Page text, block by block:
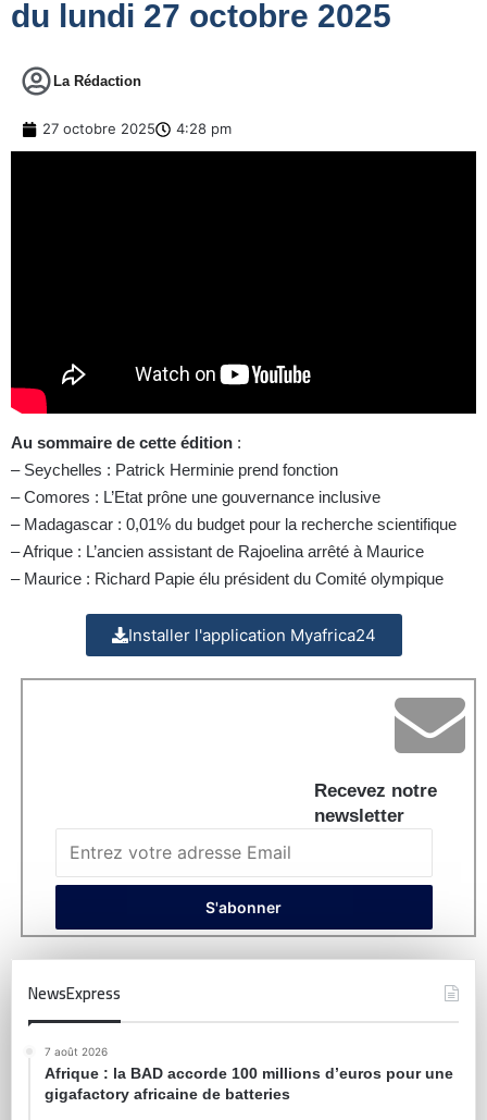
du lundi 27 octobre 2025
La Rédaction
27 octobre 2025 4:28 pm
Au sommaire de cette édition :
– Seychelles : Patrick Herminie prend fonction
– Comores : L’Etat prône une gouvernance inclusive
– Madagascar : 0,01% du budget pour la recherche scientifique
– Afrique : L’ancien assistant de Rajoelina arrêté à Maurice
– Maurice : Richard Papie élu président du Comité olympique
Installer l'application Myafrica24
Recevez notre
newsletter
NewsExpress
7 août 2026
Afrique : la BAD accorde 100 millions d’euros pour une
gigafactory africaine de batteries